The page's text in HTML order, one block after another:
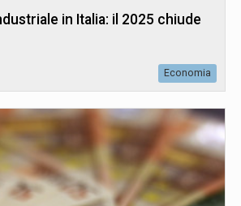
in Italia: il 2025 chiude
Economia